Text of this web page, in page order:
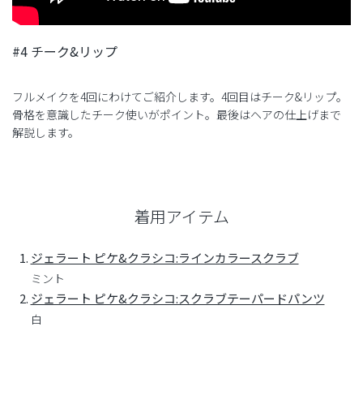
#4 チーク&リップ
フルメイクを4回にわけてご紹介します。4回目はチーク&リップ。
骨格を意識したチーク使いがポイント。最後はヘアの仕上げまで
解説します。
着用アイテム
ジェラート ピケ&クラシコ:ラインカラースクラブ
ミント
ジェラート ピケ&クラシコ:スクラブテーパードパンツ
白